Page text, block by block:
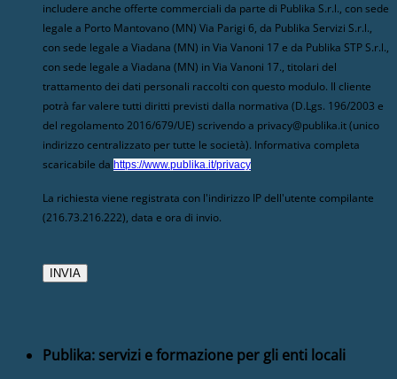
includere anche offerte commerciali da parte di Publika S.r.l., con sede
legale a Porto Mantovano (MN) Via Parigi 6, da Publika Servizi S.r.l.,
con sede legale a Viadana (MN) in Via Vanoni 17 e da Publika STP S.r.l.,
con sede legale a Viadana (MN) in Via Vanoni 17., titolari del
trattamento dei dati personali raccolti con questo modulo. Il cliente
potrà far valere tutti diritti previsti dalla normativa (D.Lgs. 196/2003 e
del regolamento 2016/679/UE) scrivendo a privacy@publika.it (unico
indirizzo centralizzato per tutte le società). Informativa completa
scaricabile da https://www.publika.it/privacy
La richiesta viene registrata con l'indirizzo IP dell'utente compilante
(216.73.216.222), data e ora di invio.
Publika: servizi e formazione per gli enti locali